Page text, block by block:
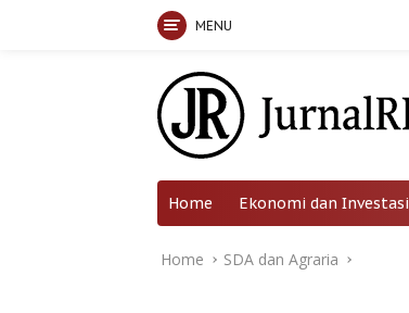
MENU
Home Ekonomi dan Investasi
Home SDA dan Agraria